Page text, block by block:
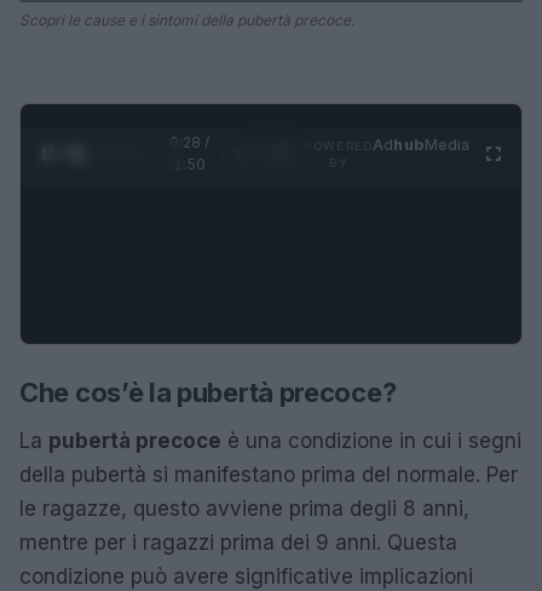
Scopri le cause e i sintomi della pubertà precoce.
0:28 /
1:50
AdhubMedia
Che cos’è la pubertà precoce?
La pubertà precoce è una condizione in cui i segni
della pubertà si manifestano prima del normale. Per
le ragazze, questo avviene prima degli 8 anni,
mentre per i ragazzi prima dei 9 anni. Questa
condizione può avere significative implicazioni